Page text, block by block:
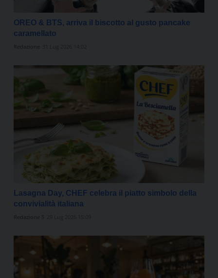
OREO & BTS, arriva il biscotto al gusto pancake
caramellato
Lasagna Day, CHEF celebra il piatto simbolo della
convivialità italiana